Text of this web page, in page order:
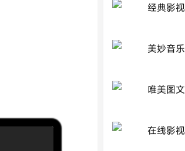
经典影视
美妙音乐
唯美图文
在线影视